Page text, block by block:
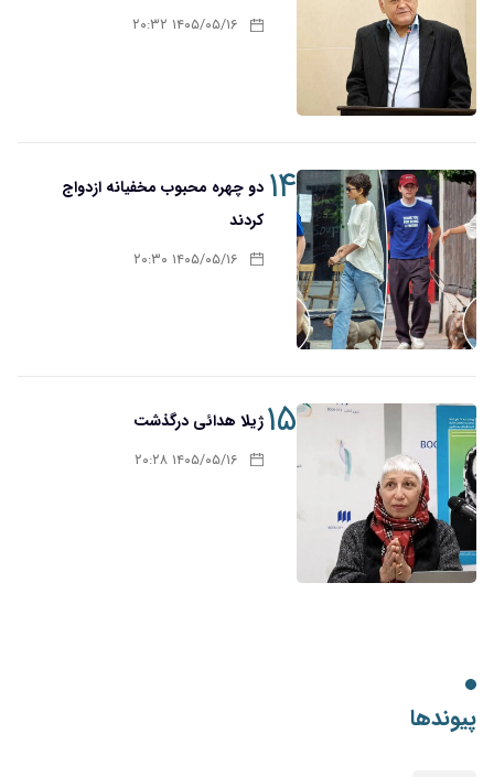
۱۴۰۵/۰۵/۱۶ ۲۰:۳۲
۱۴ دو چهره محبوب مخفیانه ازدواج
کردند
۱۴۰۵/۰۵/۱۶ ۲۰:۳۰
۱۵ژیلا هدائی درگذشت
۱۴۰۵/۰۵/۱۶ ۲۰:۲۸
پیوندها